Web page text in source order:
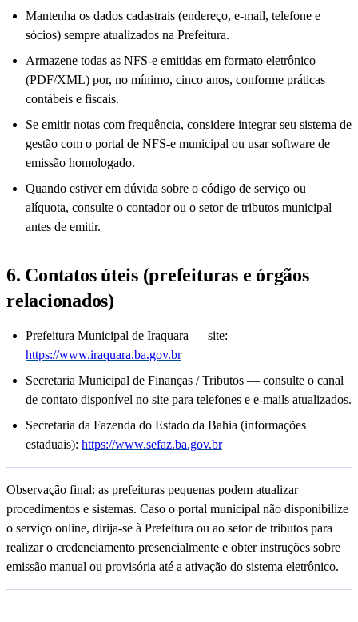
Mantenha os dados cadastrais (endereço, e-mail, telefone e
sócios) sempre atualizados na Prefeitura.
Armazene todas as NFS-e emitidas em formato eletrônico
(PDF/XML) por, no mínimo, cinco anos, conforme práticas
contábeis e fiscais.
Se emitir notas com frequência, considere integrar seu sistema de
gestão com o portal de NFS-e municipal ou usar software de
emissão homologado.
Quando estiver em dúvida sobre o código de serviço ou
alíquota, consulte o contador ou o setor de tributos municipal
antes de emitir.
6. Contatos úteis (prefeituras e órgãos
relacionados)
Prefeitura Municipal de Iraquara — site:
https://www.iraquara.ba.gov.br
Secretaria Municipal de Finanças / Tributos — consulte o canal
de contato disponível no site para telefones e e-mails atualizados.
Secretaria da Fazenda do Estado da Bahia (informações
estaduais): https://www.sefaz.ba.gov.br
Observação final: as prefeituras pequenas podem atualizar
procedimentos e sistemas. Caso o portal municipal não disponibilize
o serviço online, dirija-se à Prefeitura ou ao setor de tributos para
realizar o credenciamento presencialmente e obter instruções sobre
emissão manual ou provisória até a ativação do sistema eletrônico.